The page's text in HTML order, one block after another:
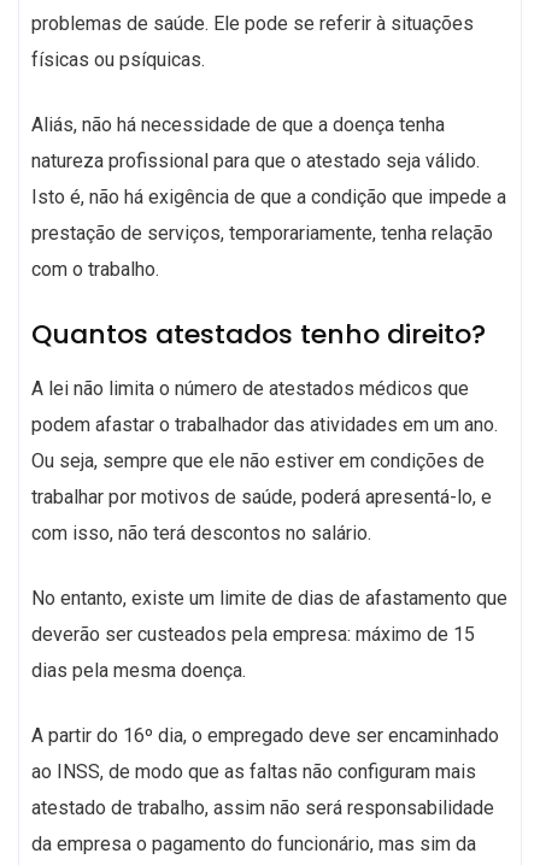
problemas de saúde. Ele pode se referir à situações
físicas ou psíquicas.
Aliás, não há necessidade de que a doença tenha
natureza profissional para que o atestado seja válido.
Isto é, não há exigência de que a condição que impede a
prestação de serviços, temporariamente, tenha relação
com o trabalho.
Quantos atestados tenho direito?
A lei não limita o número de atestados médicos que
podem afastar o trabalhador das atividades em um ano.
Ou seja, sempre que ele não estiver em condições de
trabalhar por motivos de saúde, poderá apresentá-lo, e
com isso, não terá descontos no salário.
No entanto, existe um limite de dias de afastamento que
deverão ser custeados pela empresa: máximo de 15
dias pela mesma doença.
A partir do 16º dia, o empregado deve ser encaminhado
ao INSS, de modo que as faltas não configuram mais
atestado de trabalho, assim não será responsabilidade
da empresa o pagamento do funcionário, mas sim da